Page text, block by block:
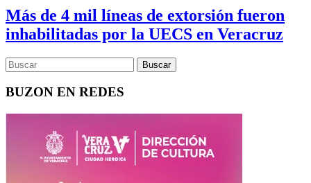
Más de 4 mil líneas de extorsión fueron
inhabilitadas por la UECS en Veracruz
BUZON EN REDES